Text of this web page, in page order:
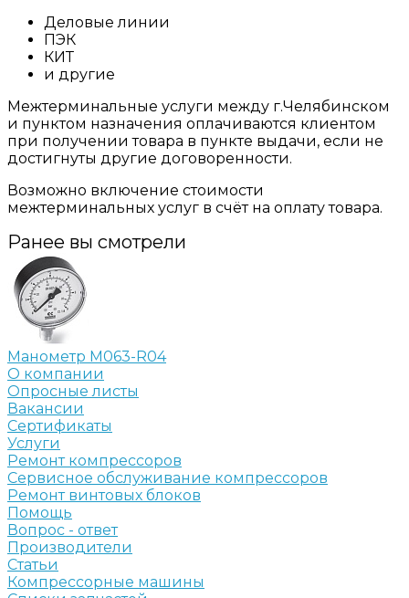
Деловые линии
ПЭК
КИТ
и другие
Межтерминальные услуги между г.Челябинском
и пунктом назначения оплачиваются клиентом
при получении товара в пункте выдачи, если не
достигнуты другие договоренности.
Возможно включение стоимости
межтерминальных услуг в счёт на оплату товара.
Ранее вы смотрели
Манометр M063-R04
О компании
Опросные листы
Вакансии
Сертификаты
Услуги
Ремонт компрессоров
Сервисное обслуживание компрессоров
Ремонт винтовых блоков
Помощь
Вопрос - ответ
Производители
Статьи
Компрессорные машины